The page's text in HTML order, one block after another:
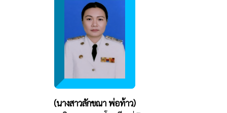
(นางสาวลักขณา พ่อท้าว)